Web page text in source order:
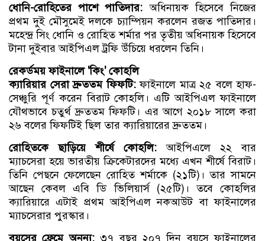
ধোনি-রোহিতের পাশে পাতিদার:অধিনায়ক হিসেবে নিজের
প্রথম দুই মৌসুমেই দলকে চ্যাম্পিয়ন করলেন রজত পাতিদার।
মহেন্দ্র সিং ধোনি ও রোহিত শর্মার পর তৃতীয় অধিনায়ক হিসেবে
টানা দুইবার আইপিএল ট্রফি উঁচিয়ে ধরলেন তিনি।
রেকর্ডময় ফাইনালে 'কিং' কোহলি
ক্যারিয়ার সেরা দ্রুততম ফিফটি:ফাইনালে মাত্র ২৫ বলে হাফ-
সেঞ্চুরি পূর্ণ করেন বিরাট কোহলি। এটি আইপিএল ফাইনালে
যৌথভাবে চতুর্থ দ্রুততম ফিফটি। এর আগে ২০১৮ সালে করা
২৬ বলের ফিফটিই ছিল তার ক্যারিয়ারের দ্রুততম।
রোহিতকে ছাড়িয়ে শীর্ষে কোহলি:আইপিএলে ২২ বার
ম্যাচসেরা হয়ে ভারতীয় ক্রিকেটারদের মধ্যে এখন শীর্ষে বিরাট।
তিনি পেছনে ফেলেছেন রোহিত শর্মাকে (২১টি)। তার সামনে
আছেন কেবল এবি ডি ভিলিয়ার্স (২৫টি)। তবে কোহলির
ক্যারিয়ারে এটাই প্রথম আইপিএল নকআউট বা ফাইনালের
ম্যাচসেরার পুরস্কার।
বয়সের ফ্রেমে অনন্য:৩৭ বছর ২০৭ দিন বয়সে ফাইনালের